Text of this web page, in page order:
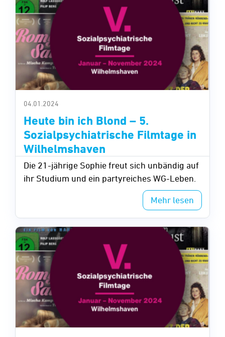
04.01.2024
Heute bin ich Blond – 5.
Sozialpsychiatrische Filmtage in
Wilhelmshaven
Die 21-jährige Sophie freut sich unbändig auf
ihr Studium und ein partyreiches WG-Leben.
Mehr lesen